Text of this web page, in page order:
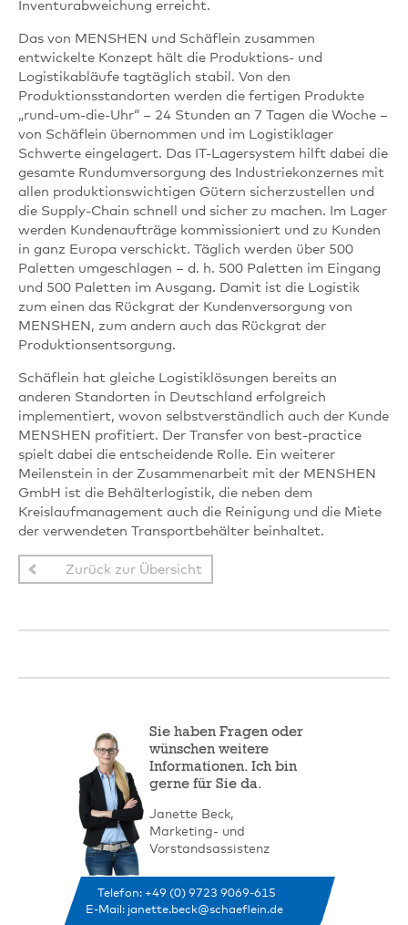
Inventurabweichung erreicht.
Das von MENSHEN und Schäflein zusammen
entwickelte Konzept hält die Produktions- und
Logistikabläufe tagtäglich stabil. Von den
Produktionsstandorten werden die fertigen Produkte
„rund-um-die-Uhr“ – 24 Stunden an 7 Tagen die Woche –
von Schäflein übernommen und im Logistiklager
Schwerte eingelagert. Das IT-Lagersystem hilft dabei die
gesamte Rundumversorgung des Industriekonzernes mit
allen produktionswichtigen Gütern sicherzustellen und
die Supply-Chain schnell und sicher zu machen. Im Lager
werden Kundenaufträge kommissioniert und zu Kunden
in ganz Europa verschickt. Täglich werden über 500
Paletten umgeschlagen – d. h. 500 Paletten im Eingang
und 500 Paletten im Ausgang. Damit ist die Logistik
zum einen das Rückgrat der Kundenversorgung von
MENSHEN, zum andern auch das Rückgrat der
Produktionsentsorgung.
Schäflein hat gleiche Logistiklösungen bereits an
anderen Standorten in Deutschland erfolgreich
implementiert, wovon selbstverständlich auch der Kunde
MENSHEN profitiert. Der Transfer von best-practice
spielt dabei die entscheidende Rolle. Ein weiterer
Meilenstein in der Zusammenarbeit mit der MENSHEN
GmbH ist die Behälterlogistik, die neben dem
Kreislaufmanagement auch die Reinigung und die Miete
der verwendeten Transportbehälter beinhaltet.
Zurück zur Übersicht
Sie haben Fragen oder
wünschen weitere
Informationen. Ich bin
gerne für Sie da.
Janette Beck,
Marketing- und
Vorstandsassistenz
Telefon: +49 (0) 9723 9069-615
E-Mail: janette.beck@schaeflein.de